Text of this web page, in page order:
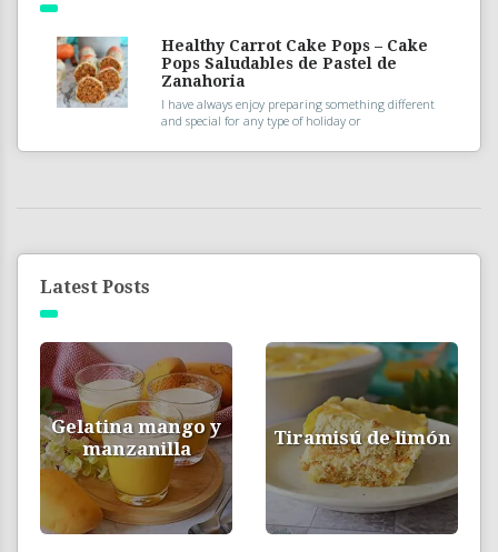
Healthy Carrot Cake Pops – Cake
Pops Saludables de Pastel de
Zanahoria
I have always enjoy preparing something different
and special for any type of holiday or
Latest Posts
Gelatina mango y
manzanilla
Tiramisú de limón